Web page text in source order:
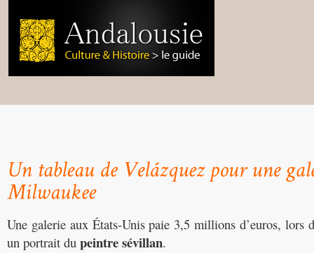
Une galerie aux États-Unis paie 3,5 millions d’euros, lors
un portrait du peintre sévillan.